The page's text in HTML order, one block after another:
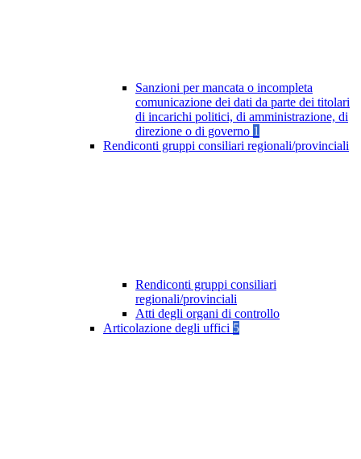
Sanzioni per mancata o incompleta
comunicazione dei dati da parte dei titolari
di incarichi politici, di amministrazione, di
direzione o di governo 1
Rendiconti gruppi consiliari regionali/provinciali
Rendiconti gruppi consiliari
regionali/provinciali
Atti degli organi di controllo
Articolazione degli uffici 5